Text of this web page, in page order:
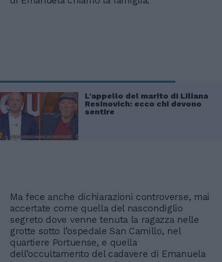
L'appello del marito di Liliana
Resinovich: ecco chi devono
sentire
Ma fece anche dichiarazioni controverse, mai
accertate come quella del nascondiglio
segreto dove venne tenuta la ragazza nelle
grotte sotto l’ospedale San Camillo, nel
quartiere Portuense, e quella
dell’occultamento del cadavere di Emanuela